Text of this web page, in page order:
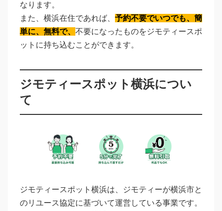
なります。
また、横浜在住であれば、 予約不要でいつでも、簡
単に、無料で、 不要になったものをジモティースポ
ットに持ち込むことができます。
ジモティースポット横浜につい
て
ジモティースポット横浜は、ジモティーが横浜市と
のリユース協定に基づいて運営している事業です。